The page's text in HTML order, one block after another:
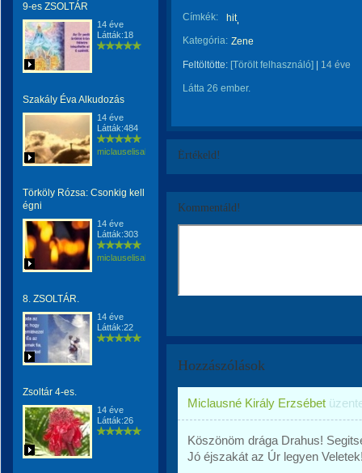
9-es ZSOLTÁR
14 éve
Látták:18
Szakály Éva Alkudozás
14 éve
Látták:484
miclauselisabeta
Törköly Rózsa: Csonkig kell
égni
14 éve
Látták:303
miclauselisabeta
8. ZSOLTÁR.
14 éve
Látták:22
Zsoltár 4-es.
14 éve
Látták:26
Címkék:
hit
Kategória: Zene
Feltöltötte: [Törölt felhasználó] 14 éve
Látta 26 ember.
Értékeld!
Kommentáld!
Hozzászólások
Miclausné Király Erzsébet
Köszönöm drága Drahus!
Jó éjszakát az Úr legyen